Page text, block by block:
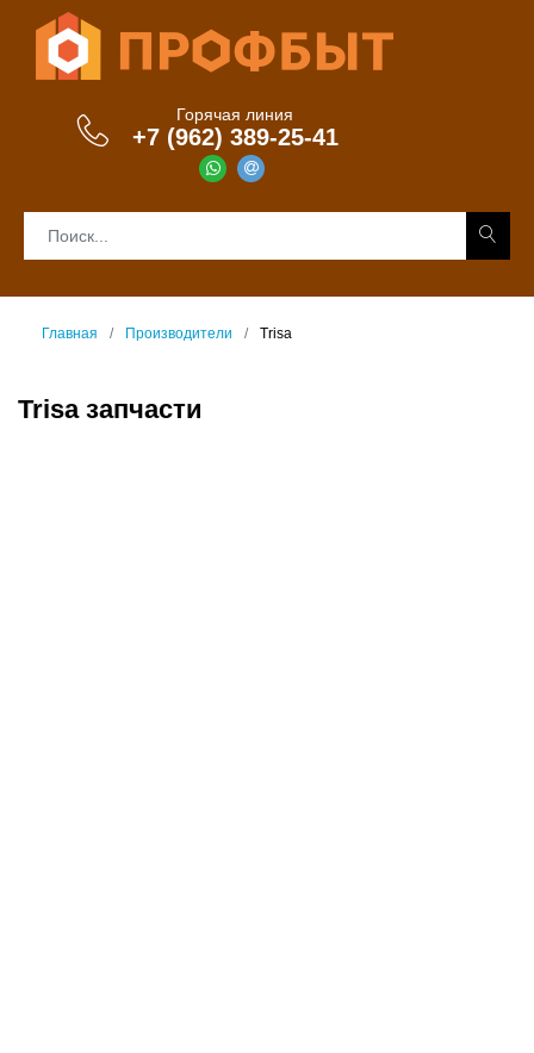
Горячая линия
+7 (962) 389-25-41
Главная Производители Trisa
Trisa запчасти